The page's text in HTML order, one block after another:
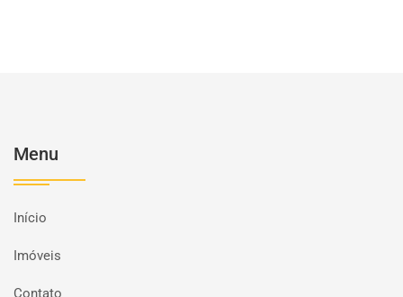
Menu
Início
Imóveis
Contato